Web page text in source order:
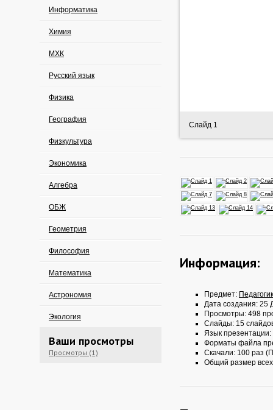
Информатика
Химия
МХК
Русский язык
Физика
География
Физкультура
Экономика
Алгебра
ОБЖ
Геометрия
Философия
Математика
Астрономия
Экология
Ваши просмотры
Просмотры (1)
Слайд 1
Информация:
Предмет:
Дата создания: 25
Просмотры: 498
Слайды: 15
Язык презентации:
Форматы файла
Скачали: 100 раз
Общий размер